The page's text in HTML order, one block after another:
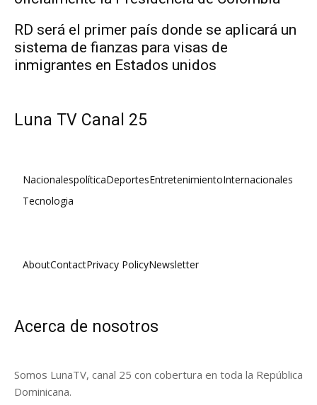
RD será el primer país donde se aplicará un
sistema de fianzas para visas de
inmigrantes en Estados unidos
Luna TV Canal 25
NacionalespolíticaDeportesEntretenimientoInternacionales
Tecnologia
AboutContactPrivacy PolicyNewsletter
Acerca de nosotros
Somos LunaTV, canal 25 con cobertura en toda la República
Dominicana.